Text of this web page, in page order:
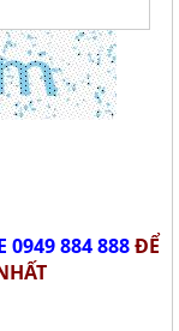
0949 884 888ĐỂ